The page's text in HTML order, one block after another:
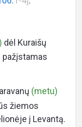
dėl Kuraišų
pažįstamas
(metu)
žiemos
į Levantą.